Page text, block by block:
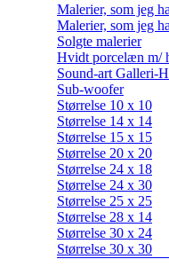
Malerier, som jeg
Malerier, som jeg
Solgte malerier
Hvidt porcelæn m/
Sound-art Galleri-
Sub-woofer
Størrelse 10 x 10
Størrelse 14 x 14
Størrelse 15 x 15
Størrelse 20 x 20
Størrelse 24 x 18
Størrelse 24 x 30
Størrelse 25 x 25
Størrelse 28 x 14
Størrelse 30 x 24
Størrelse 30 x 30